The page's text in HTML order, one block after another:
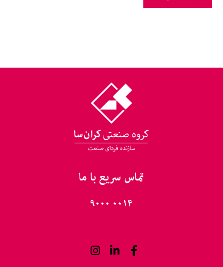
تماس سریع با ما
۰۰۱۴ ۹۰۰۰